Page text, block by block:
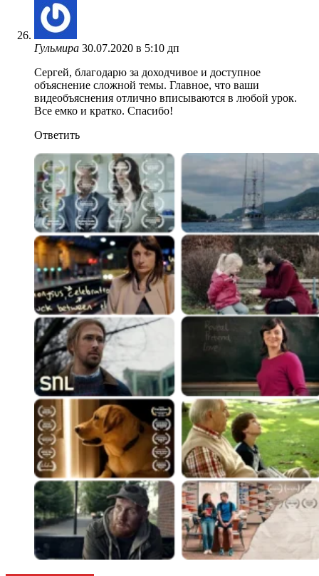
Гульмира 30.07.2020 в 5:10 дп
Сергей, благодарю за доходчивое и доступное
объяснение сложной темы. Главное, что ваши
видеобъяснения отлично вписываются в любой урок.
Все емко и кратко. Спасибо!
Ответить